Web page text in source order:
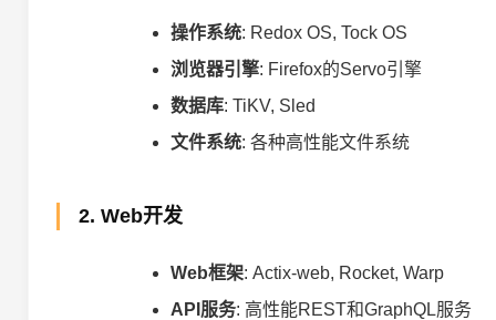
操作系统: Redox OS, Tock OS
浏览器引擎: Firefox的Servo引擎
数据库: TiKV, Sled
文件系统: 各种高性能文件系统
2. Web开发
Web框架: Actix-web, Rocket, Warp
API服务: 高性能REST和GraphQL服务